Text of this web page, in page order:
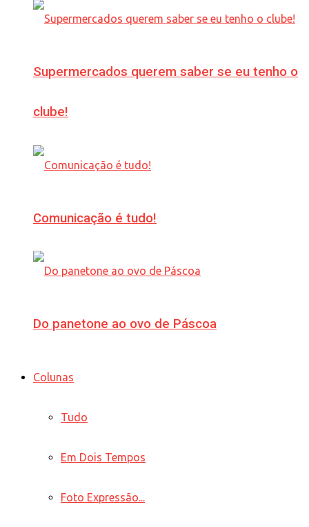
Supermercados querem saber se eu tenho o
clube!
Comunicação é tudo!
Do panetone ao ovo de Páscoa
Colunas
Tudo
Em Dois Tempos
Foto Expressão...